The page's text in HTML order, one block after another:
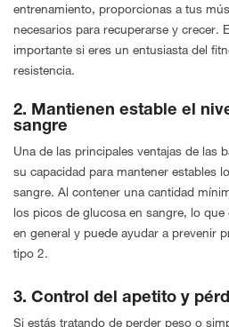
entrenamiento, proporcionas a tus
necesarios para recuperarse y crecer.
importante si eres un entusiasta del
resistencia.
2. Mantienen estable el
sangre
Una de las principales ventajas de las
su capacidad para mantener estables
sangre. Al contener una cantidad
los picos de glucosa en sangre, lo
en general y puede ayudar a prevenir
tipo 2.
3. Control del apetito y